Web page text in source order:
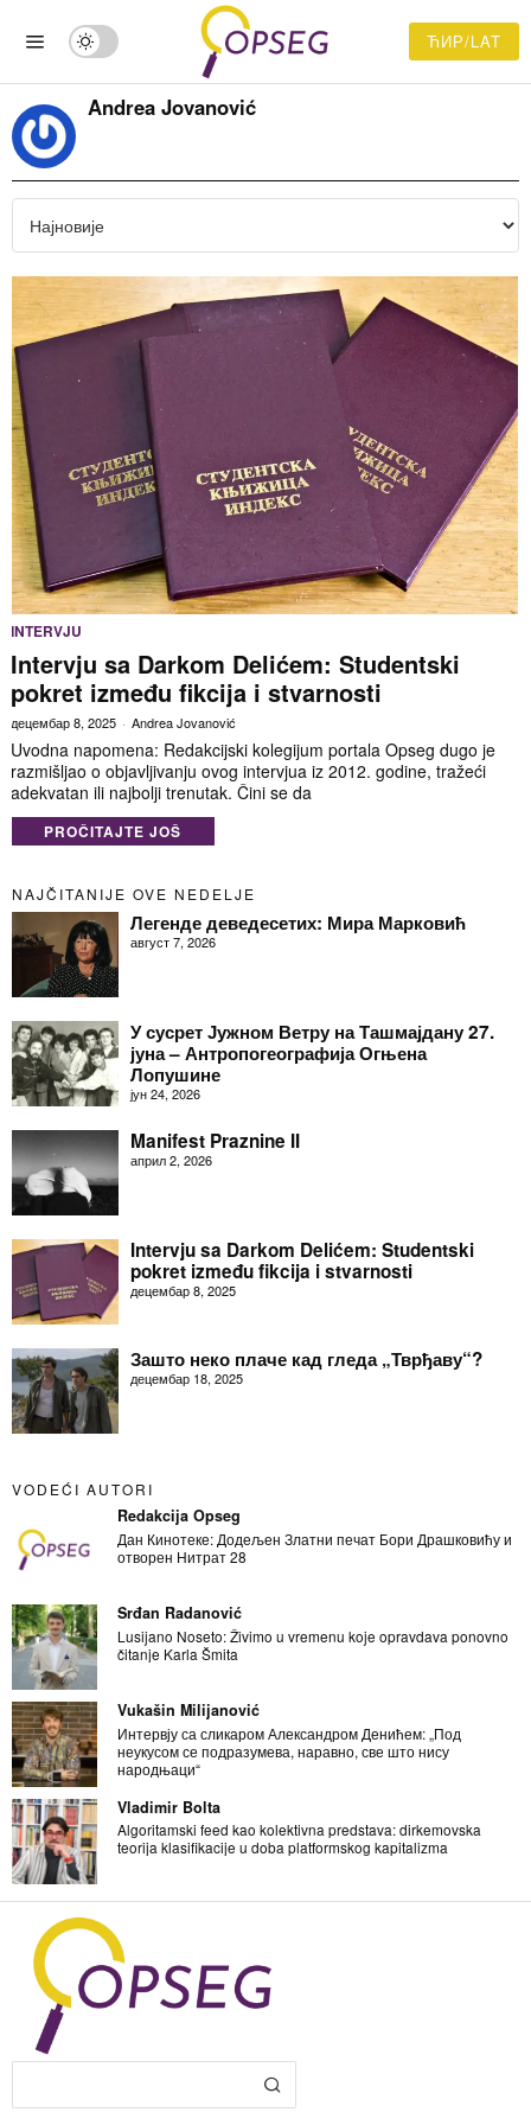
ЋИР/LAT
Andrea Jovanović
INTERVJU
Intervju sa Darkom Delićem: Studentski
pokret između fikcija i stvarnosti
децембар 8, 2025 Andrea Jovanović
Uvodna napomena: Redakcijski kolegijum portala Opseg dugo je
razmišljao o objavljivanju ovog intervjua iz 2012. godine, tražeći
adekvatan ili najbolji trenutak. Čini se da
PROČITAJTE JOŠ
NAJČITANIJE OVE NEDELJE
Легенде деведесетих: Мира Марковић
август 7, 2026
У сусрет Јужном Ветру на Ташмајдану 27.
јуна – Антропогеографија Огњена
Лопушине
јун 24, 2026
Manifest Praznine II
април 2, 2026
Intervju sa Darkom Delićem: Studentski
pokret između fikcija i stvarnosti
децембар 8, 2025
Зашто неко плаче кад гледа „Тврђаву“?
децембар 18, 2025
VODEĆI AUTORI
Redakcija Opseg
Дан Кинотеке: Додељен Златни печат Бори Драшковићу и
отворен Нитрат 28
Srđan Radanović
Lusijano Noseto: Živimo u vremenu koje opravdava ponovno
čitanje Karla Šmita
Vukašin Milijanović
Интервју са сликаром Александром Денићем: „Под
неукусом се подразумева, наравно, све што нису
народњаци“
Vladimir Bolta
Algoritamski feed kao kolektivna predstava: dirkemovska
teorija klasifikacije u doba platformskog kapitalizma